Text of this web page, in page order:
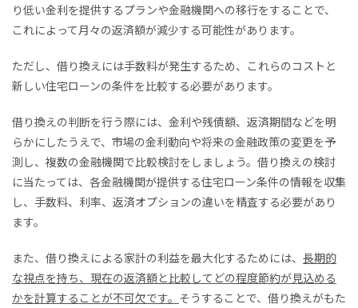
り低い金利を提供するプランや金融機関への移行をすることで、
これによって月々の返済額が減少する可能性があります。
ただし、借り換えには手数料が発生するため、これらのコストと
新しい住宅ローンの条件を比較する必要があります。
借り換えの判断を行う際には、金利や残債額、返済期間などを明
らかにしたうえで、市場の金利動向や将来の金融政策の変更を予
測し、複数の金融機関で比較検討をしましょう。借り換えの検討
に当たっては、各金融機関が提供する住宅ローン条件の情報を収集
し、手数料、利率、返済オプションの違いを精査する必要があり
ます。
また、借り換えによる家計の利益を最大化するためには、 長期的
な視点を持ち、現在の返済額と比較してどの程度節約が見込める
かを計算することが不可欠です。 そうすることで、借り換えがもた